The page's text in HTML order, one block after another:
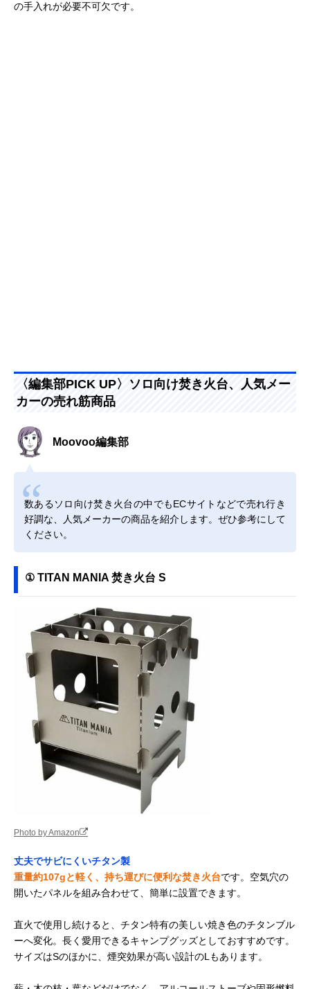
の手入れが必要不可欠です。
〈編集部PICK UP〉ソロ向け焚き火台、人気メー
カーの売れ筋商品
Moovoo編集部
数あるソロ向け焚き火台の中でもECサイトなどで売れ行き
好調な、人気メーカーの商品を紹介します。ぜひ参考にして
ください。
① TITAN MANIA 焚き火台 S
Photo by Amazon
丈夫でサビにくいチタン製
重量約107gと軽く、持ち運びに便利な焚き火台です。空気穴の
開いたパネルを組み合わせて、簡単に設置できます。
直火で使用し続けると、チタン特有の美しい焼き色のチタンブル
ーへ変化。長く愛用できるキャンプグッズとしておすすめです。
サイズはSのほかに、煙突効果が高い設計のLもあります。